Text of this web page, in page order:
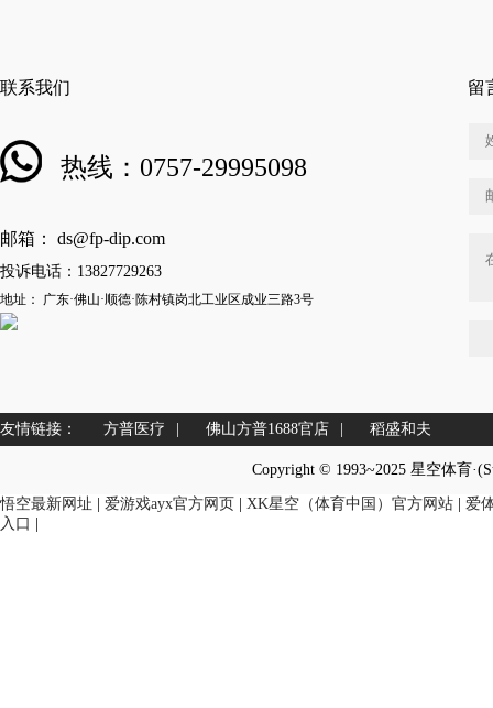
联系我们
热线：0757-29995098
邮箱： ds@fp-dip.com
投诉电话：13827729263
地址： 广东·佛山·顺德·陈村镇岗北工业区成业三路3号
留
友情链接： 方普医疗 佛山方普1688官店 稻盛和夫
Copyright © 1993~2025 星空体育
悟空最新网址 爱游戏ayx官方网页 XK星空（体育中国）官方网站
爱
入口